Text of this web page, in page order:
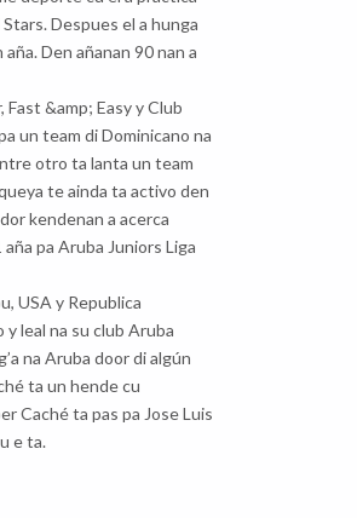
Despues el a hunga
Den añanan 90 nan a
&amp; Easy y Club
un team di Dominicano na
otro ta lanta un team
te ainda ta activo den
kendenan a acerca
pa Aruba Juniors Liga
USA y Republica
leal na su club Aruba
na Aruba door di algún
ta un hende cu
Caché ta pas pa Jose Luis
e ta.